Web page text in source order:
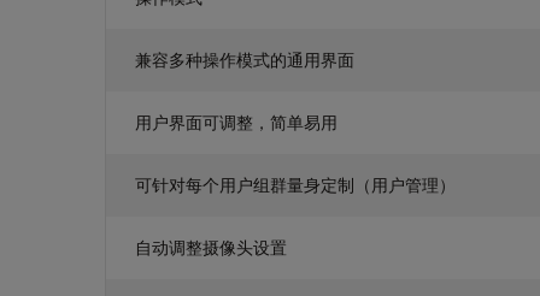
兼容多种操作模式的通用界面
用户界面可调整，简单易用
可针对每个用户组群量身定制（用户管理）
自动调整摄像头设置